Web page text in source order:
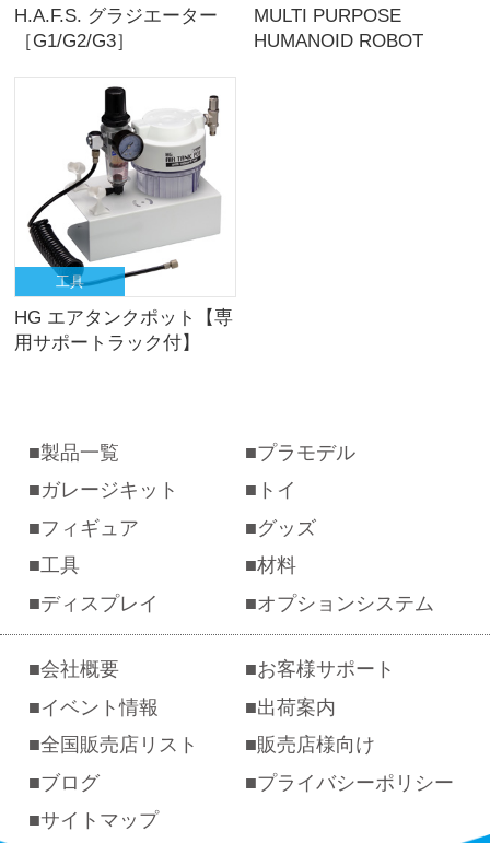
H.A.F.S. グラジエーター
［G1/G2/G3］
MULTI PURPOSE
HUMANOID ROBOT
工具
HG エアタンクポット【専
用サポートラック付】
製品一覧
プラモデル
ガレージキット
トイ
フィギュア
グッズ
工具
材料
ディスプレイ
オプションシステム
会社概要
お客様サポート
イベント情報
出荷案内
全国販売店リスト
販売店様向け
ブログ
プライバシーポリシー
サイトマップ